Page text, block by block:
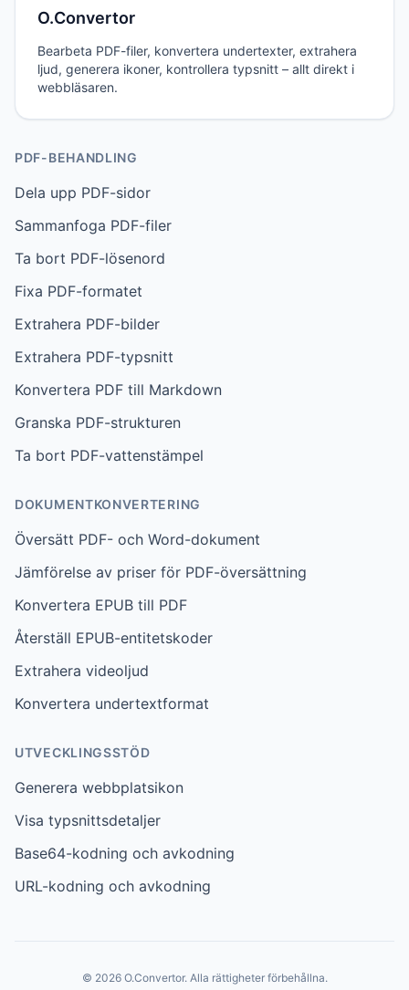
O.Convertor
Bearbeta PDF-filer, konvertera undertexter, extrahera
ljud, generera ikoner, kontrollera typsnitt – allt direkt i
webbläsaren.
PDF-BEHANDLING
Dela upp PDF-sidor
Sammanfoga PDF-filer
Ta bort PDF-lösenord
Fixa PDF-formatet
Extrahera PDF-bilder
Extrahera PDF-typsnitt
Konvertera PDF till Markdown
Granska PDF-strukturen
Ta bort PDF-vattenstämpel
DOKUMENTKONVERTERING
Översätt PDF- och Word-dokument
Jämförelse av priser för PDF-översättning
Konvertera EPUB till PDF
Återställ EPUB-entitetskoder
Extrahera videoljud
Konvertera undertextformat
UTVECKLINGSSTÖD
Generera webbplatsikon
Visa typsnittsdetaljer
Base64-kodning och avkodning
URL-kodning och avkodning
© 2026 O.Convertor. Alla rättigheter förbehållna.